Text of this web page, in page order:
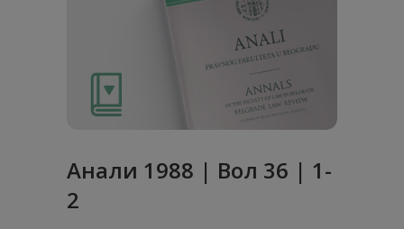
Анaли 1988 | Вол 36 | 1-
2